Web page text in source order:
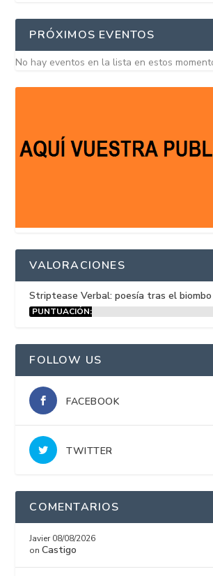
PRÓXIMOS EVENTOS
No hay eventos en la lista en estos
VALORACIONES
Striptease Verbal: poesía tras el biombo
PUNTUACIÓN:
FOLLOW US
FACEBOOK
TWITTER
COMENTARIOS
Javier 08/08/2026
onCastigo